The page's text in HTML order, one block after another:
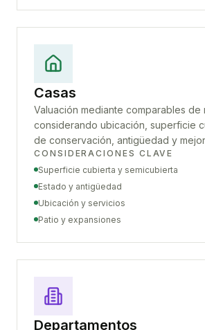
Casas
Valuación mediante comparables de
considerando ubicación, superficie
de conservación, antigüedad y
CONSIDERACIONES CLAVE
Superficie cubierta y semicubierta
Estado y antigüedad
Ubicación y servicios
Patio y expansiones
Departamentos